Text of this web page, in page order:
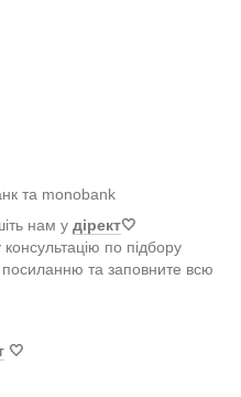
та monobank
нам у дірект🤍
по підбору
посиланню та заповните всю
🤍